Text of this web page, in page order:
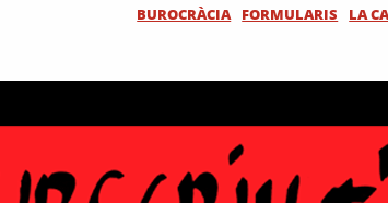
BUROCRÀCIA FORMULARIS LA